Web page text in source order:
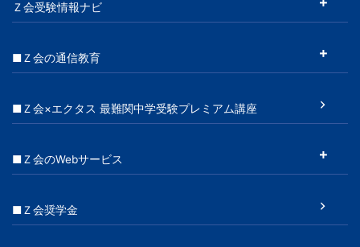
Ｚ会受験情報ナビ
■Ｚ会の通信教育
■Ｚ会×エクタス 最難関中学受験プレミアム講座
■Ｚ会のWebサービス
■Ｚ会奨学金